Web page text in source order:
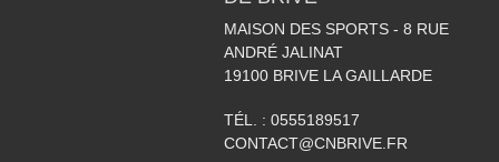
MAISON DES SPORTS - 8 RUE
ANDRÉ JALINAT
19100 BRIVE LA GAILLARDE
TÉL. : 0555189517
CONTACT@CNBRIVE.FR